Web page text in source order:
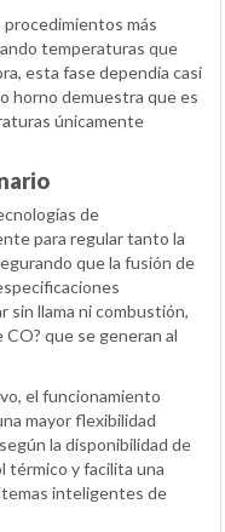
más
temperaturas que
esta fase dependía casi
horno demuestra que es
únicamente
de
para regular tanto la
que la fusión de
sin llama ni combustión,
que se generan al
el funcionamiento
mayor flexibilidad
la disponibilidad de
térmico y facilita una
inteligentes de